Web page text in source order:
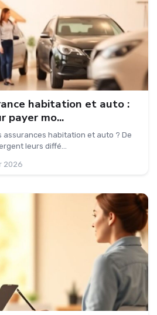
habitation et auto :
payer mo...
assurances habitation et auto ? De
leurs diffé...
2026